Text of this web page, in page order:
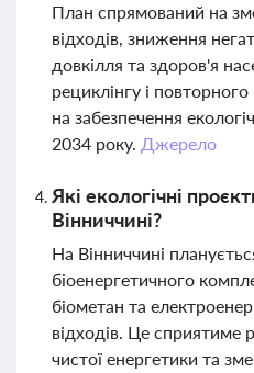
План спрямований на
відходів, зниження
довкілля та здоров'я
рециклінгу і
на забезпечення
2034 року. Джерело
Які екологічні
Вінниччині?
На Вінниччині
біоенергетичного
біометан та
відходів. Це сприятиме
чистої енергетики та